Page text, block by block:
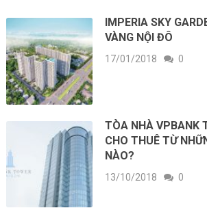
IMPERIA SKY
VÀNG NỘI ĐÔ
17/01/2018 0
TÒA NHÀ VPBANK
CHO THUÊ TỪ
NÀO?
13/10/2018 0